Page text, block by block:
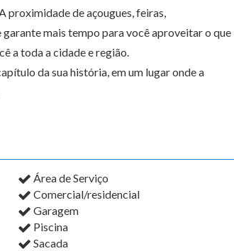
proximidade de açougues, feiras,
mais tempo para você aproveitar o que
a toda a cidade e região.
da sua história, em um lugar onde a
Área de Serviço
Comercial/residencial
Garagem
Piscina
Sacada